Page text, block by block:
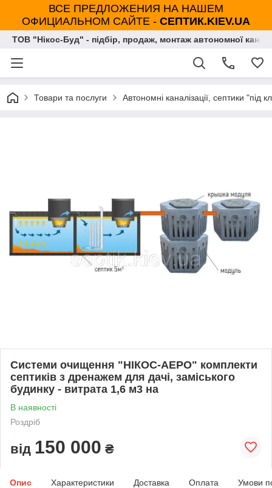
ВСЕ ПРЕДЛОЖЕНИЯ НА НАШЕМ
ОФИЦИАЛЬНОМ САЙТЕ - СЕПТИК.KIEV.UA
ТОВ "Нікос-Буд" - підбір, продаж, монтаж автономної
Товари та послуги Автономні каналізації, септики "під
Системи очищення "НІКОС-АЕРО" комплекти
септиків з дренажем для дачі, заміського
будинку - витрата 1,6 м3 на
В наявності
Роздріб
від 150 000 ₴
Опис Характеристики Доставка Оплата Умови